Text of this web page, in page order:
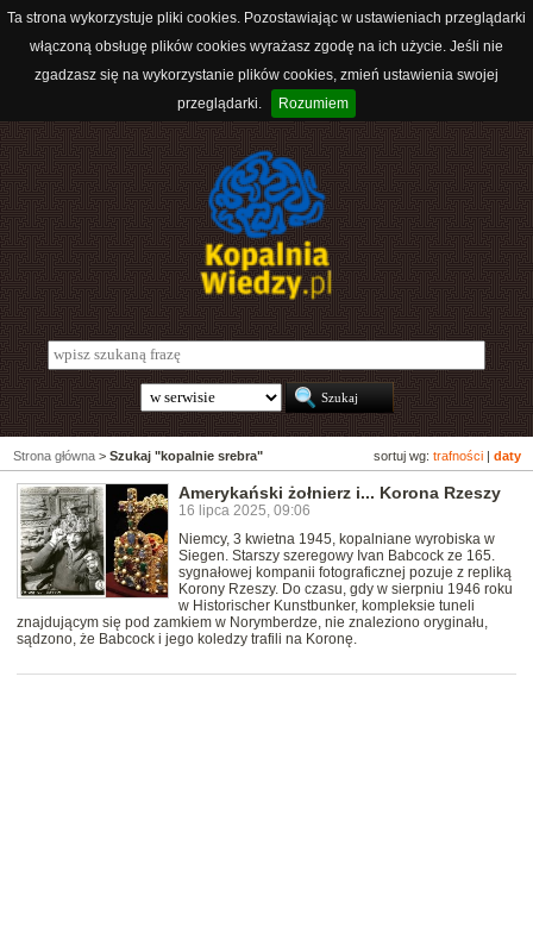
Ta strona wykorzystuje pliki cookies. Pozostawiając w ustawieniach przeglądarki
włączoną obsługę plików cookies wyrażasz zgodę na ich użycie. Jeśli nie
zgadzasz się na wykorzystanie plików cookies, zmień ustawienia swojej
przeglądarki.
Rozumiem
sortuj wg: trafności daty
Strona główna > Szukaj "kopalnie srebra"
Amerykański żołnierz i... Korona Rzeszy
16 lipca 2025, 09:06
Niemcy, 3 kwietna 1945, kopalniane wyrobiska w
Siegen. Starszy szeregowy Ivan Babcock ze 165.
sygnałowej kompanii fotograficznej pozuje z repliką
Korony Rzeszy. Do czasu, gdy w sierpniu 1946 roku
w Historischer Kunstbunker, kompleksie tuneli
znajdującym się pod zamkiem w Norymberdze, nie znaleziono oryginału,
sądzono, że Babcock i jego koledzy trafili na Koronę.